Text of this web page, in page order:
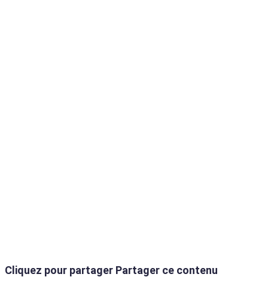
Cliquez pour partager Partager ce contenu